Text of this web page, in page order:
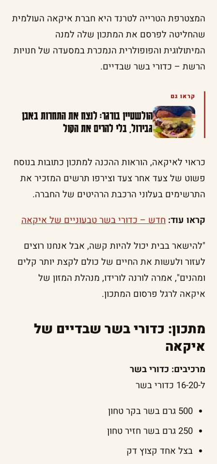
המצטרפת הטרייה לטרנד היא חברת איקאה העולמית
שהחליטה לפרסם את המתכון שלה למנה
המיתולוגית והפופולרית הנמכרת במסעדה של חנויות
הרשת – כדורי בשר שבדיים.
קראו גם
הולשטיין בורגר: לנצח את התחרות באבן
גבירול, בלי להרים את הקול
כראוי לאיקאה, הוראות ההכנה למתכון כתובות בנוסח
פשוט של צעד אחר צעד וצירפו תרשים המזכיר את
התרשימים בעלוני הרכבת הרהיטים של החברה.
קראו עוד: חדש – כדורי בשר טבעוניים של איקאה
"להישאר בבית יכול להיות קשה, אבל אנחנו רוצים
לעזור ולעשות את החיים של כולם לקצת יותר קלים
ומהנים", אמרה לורנה לורידו, מנהלת המזון של
איקאה לרגל פרסום המתכון.
מתכון: כדורי בשר שבדיים של
איקאה
מרכיבים: כדורי בשר
ל-16-20 כדורי בשר
500 גרם בשר בקר טחון
250 גרם בשר חזיר טחון
בצל אחד קצוץ דק